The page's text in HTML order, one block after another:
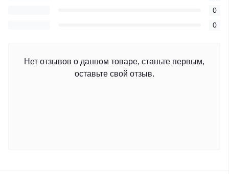
0
0
Нет отзывов о данном товаре, станьте первым,
оставьте свой отзыв.